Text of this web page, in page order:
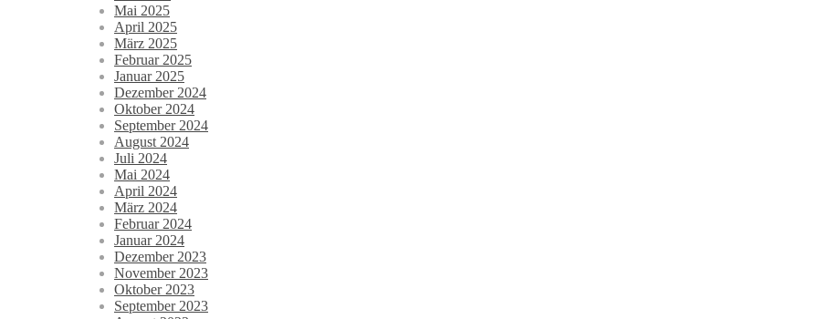
Mai 2025
April 2025
März 2025
Februar 2025
Januar 2025
Dezember 2024
Oktober 2024
September 2024
August 2024
Juli 2024
Mai 2024
April 2024
März 2024
Februar 2024
Januar 2024
Dezember 2023
November 2023
Oktober 2023
September 2023